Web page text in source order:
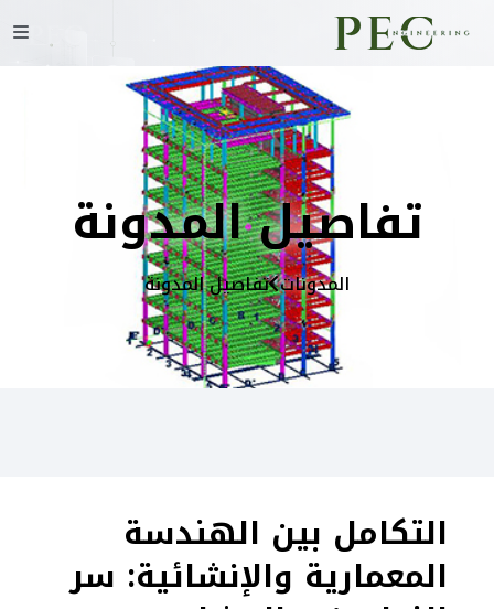
تفاصيل المدونة
المدونات تفاصيل المدونة
التكامل بين الهندسة
المعمارية والإنشائية: سر